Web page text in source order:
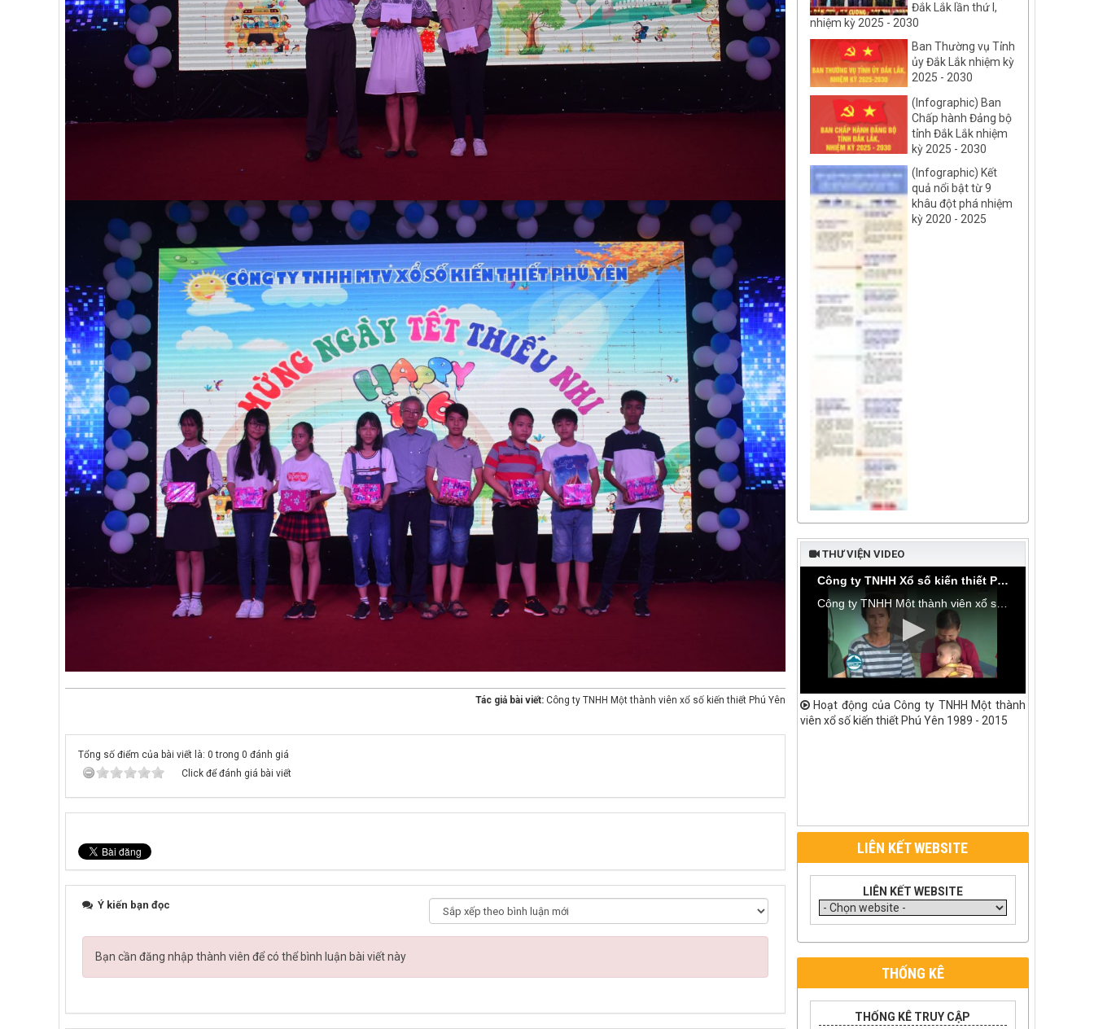
Tác giả bài viết: Công ty TNHH Một thành viên xổ số kiến thiết Phú Yên
Tổng số điểm của bài viết là: 0 trong 0 đánh giá
Click để đánh giá bài viết
Ý kiến bạn đọc
Bạn cần đăng nhập thành viên để có thể bình luận bài viết này
Đắk Lắk lần thứ I,
nhiệm kỳ 2025 - 2030
Ban Thường vụ Tỉnh
ủy Đắk Lắk nhiệm kỳ
2025 - 2030
(Infographic) Ban
Chấp hành Đảng bộ
tỉnh Đắk Lắk nhiệm
kỳ 2025 - 2030
(Infographic) Kết
quả nổi bật từ 9
khâu đột phá nhiệm
kỳ 2020 - 2025
THƯ VIỆN VIDEO
Công ty TNHH Xổ số kiến thiết Phú Yên bàn giao nhà tình thương tại thôn Hòa Đa, xã An Mỹ
Công ty TNHH Một thành viên xổ số kiến thiết Phú Yên bàn giao nhà tình thương tại thôn Hòa Đa, xã An Mỹ, huyện Tuy An
Hoạt động của Công ty TNHH Một thành
viên xổ số kiến thiết Phú Yên 1989 - 2015
LIÊN KẾT WEBSITE
LIÊN KẾT WEBSITE
THỐNG KÊ
THỐNG KÊ TRUY CẬP